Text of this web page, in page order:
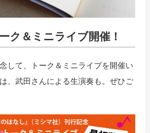
ク＆ミニライブ開催！
して、トーク＆ミニライブを開催い
、武田さんによる生演奏も。ぜひご